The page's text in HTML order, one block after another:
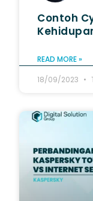
Contoh
READ MORE »
18/09/2023